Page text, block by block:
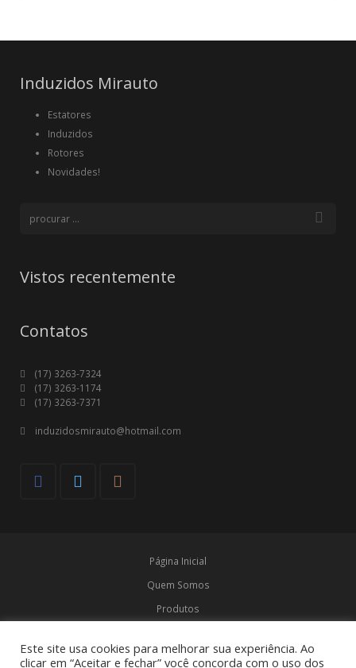
Induzidos Mirauto
Estatores
Induzidos
Rotores
Novidades!
Vistos recentemente
Contatos
(17) 3263-7324
(17) 3263-1174
(17) 3263-7371
induzidosmirauto@hotmail.com
Página Inicial
Quem Somos
Produtos
Contato
Este site usa cookies para melhorar sua experiência. Ao
clicar em “Aceitar e fechar” você concorda com o uso dos